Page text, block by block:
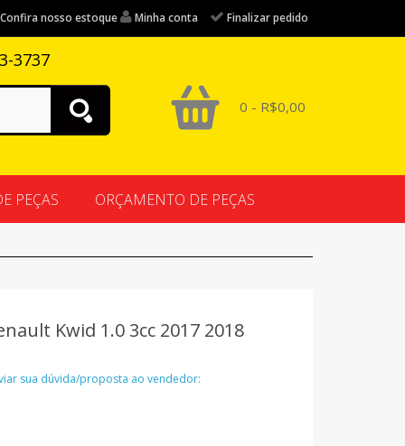
Confira nosso estoque Minha conta Finalizar pedido
3737
0 - R$0,00
PEÇAS ORÇAMENTO DE PEÇAS
Kwid 1.0 3cc 2017 2018
sua dúvida/proposta ao vendedor: